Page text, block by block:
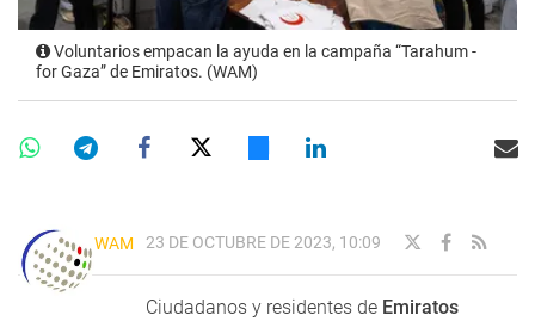
Voluntarios empacan la ayuda en la campaña “Tarahum -
for Gaza” de Emiratos. (WAM)
WAM 23 DE OCTUBRE DE 2023, 10:09
Ciudadanos y residentes de Emiratos